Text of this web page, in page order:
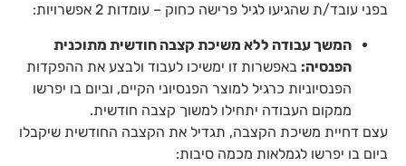
בפני עובד/ת שהגיעו לגיל פרישה כחוק – עומדות 2 אפשרויות:
המשך עבודה ללא משיכת קצבה חודשית מתוכנית
הפנסיה: באפשרות זו ימשיכו לעבוד ולבצע את ההפקדות
הפנסיוניות כרגיל למוצר הפנסיוני הקיים, וביום בו יפרשו
ממקום העבודה יתחילו למשוך קצבה חודשית.
עצם דחיית משיכת הקצבה, תגדיל את הקצבה החודשית שיקבלו
ביום בו יפרשו לגמלאות מכמה סיבות: